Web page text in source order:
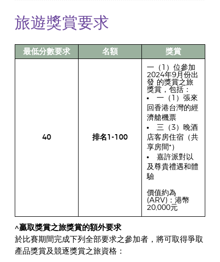
旅遊獎賞要求
最低分數要求 名額 獎賞
40 排名1-100
一（1）位參加
2024年9月份出
發 的獎賞之旅
獎賞，包括：
一（1）張來
回香港台灣的經
濟艙機票
三（3）晚酒
店客房住宿（共
享房間*）
嘉許派對以
及尊貴禮遇和體
驗
價值約為
(ARV)：港幣
20,000元
^贏取獎賞之旅獎賞的額外要求
於比賽期間完成下列全部要求之參加者，將可取得爭取
產品獎賞及競逐獎賞之旅資格：